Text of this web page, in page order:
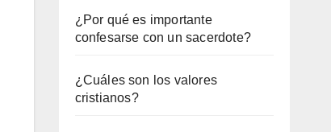
¿Por qué es importante
confesarse con un sacerdote?
¿Cuáles son los valores
cristianos?